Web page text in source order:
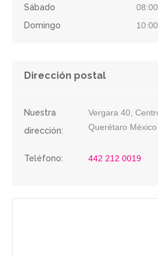
Sábado
Domingo
Dirección postal
Nuestra
dirección:
Vergara 40,
Querétaro México
Teléfono: 442 212 0019